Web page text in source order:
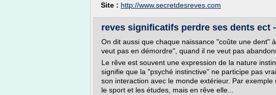
Site : http://www.secretdesreves.com
reves significatifs perdre ses dents ect
On dit aussi que chaque naissance "coûte une dent"
veut pas en démordre", quand il ne veut pas
Le rêve est souvent une expression de la nature
signifie que la "psyché instinctive" ne participe pas
son interaction avec le monde extérieur. Par
le sport et les études, mais en rêve elle...